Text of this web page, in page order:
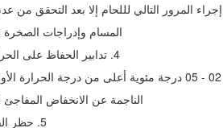
المرور التالي لللحام إلا بعد التحقق من
المسام وإدراجات
4. تدابير الحفاظ على
20 - 50 درجة مئوية أعلى من درجة الحرارة
الناجمة عن الانخفاض
5. حظر